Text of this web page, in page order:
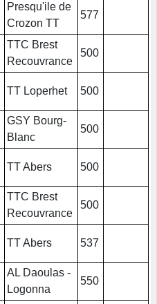
Presqu'ile de
Crozon TT
577
TTC Brest
Recouvrance
500
TT Loperhet 500
GSY Bourg-
Blanc
500
TT Abers 500
TTC Brest
Recouvrance
500
TT Abers 537
AL Daoulas -
Logonna
550